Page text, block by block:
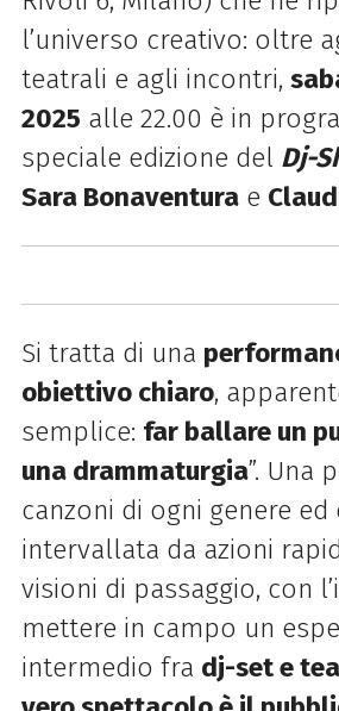
l’universo creativo: oltre
teatrali e agli incontri,
2025 alle 22.00 è in
speciale edizione del Dj-
Sara Bonaventurae
Si tratta di una
obiettivo chiaro,
semplice: far ballare un
una drammaturgia”. Una
canzoni di ogni genere ed
intervallata da azioni
visioni di passaggio, con
mettere in campo un
intermedio fra dj-set e